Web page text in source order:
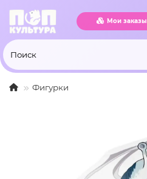
Мои заказы
Фигурки